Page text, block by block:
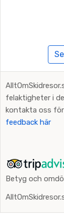
felaktigheter i
kontakta oss för
feedback här
Betyg och